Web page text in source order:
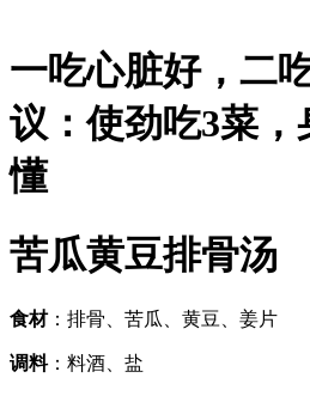
一吃心脏好，二
议：使劲吃3菜
懂
苦瓜黄豆排骨汤
食材：排骨、苦瓜、黄豆、姜片
调料：料酒、盐